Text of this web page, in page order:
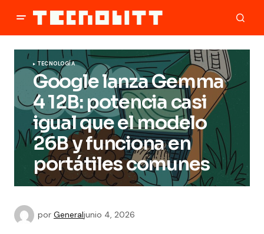
TECNOLOGÍA
Google lanza Gemma
4 12B: potencia casi
igual que el modelo
26B y funciona en
portátiles comunes
por Generaljunio 4, 2026